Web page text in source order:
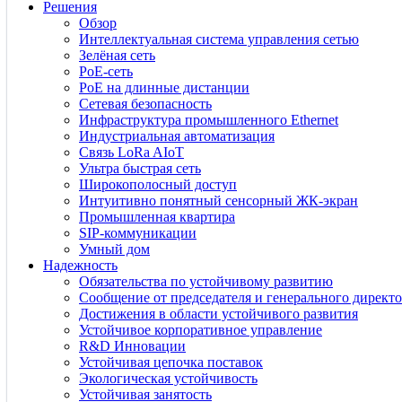
Решения
Обзор
Интеллектуальная система управления сетью
Зелёная сеть
PoE-сеть
PoE на длинные дистанции
Сетевая безопасность
Инфраструктура промышленного Ethernet
Индустриальная автоматизация
Связь LoRa AIoT
Ультра быстрая сеть
Широкополосный доступ
Интуитивно понятный сенсорный ЖК-экран
Промышленная квартира
SIP-коммуникации
Умный дом
Надежность
Обязательства по устойчивому развитию
Сообщение от председателя и генерального
Достижения в области устойчивого развития
Устойчивое корпоративное управление
R&D Инновации
Устойчивая цепочка поставок
Экологическая устойчивость
Устойчивая занятость